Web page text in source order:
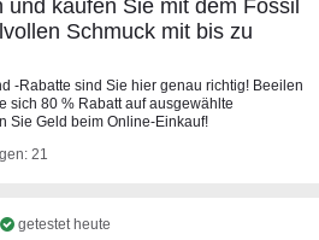
und kaufen Sie mit dem Fossil
Schmuck mit bis zu
-Rabatte sind Sie hier genau richtig! Beeilen
sich 80 % Rabatt auf ausgewählte
Sie Geld beim Online-Einkauf!
21
getestet heute